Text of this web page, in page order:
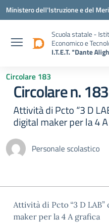
Vai ai contenuti
Vai al menu di navigazione
Vai al footer
Ministero dell'Istruzione e del
Scuola statale -
Economico e
I.T.E.T. "Dante
Circolare 183
Circolare n.
Attività di Pcto “3 D
digital maker per la 4
Personale scolastico
Attività di Pcto “3 D LAB”
maker per la 4 A grafica